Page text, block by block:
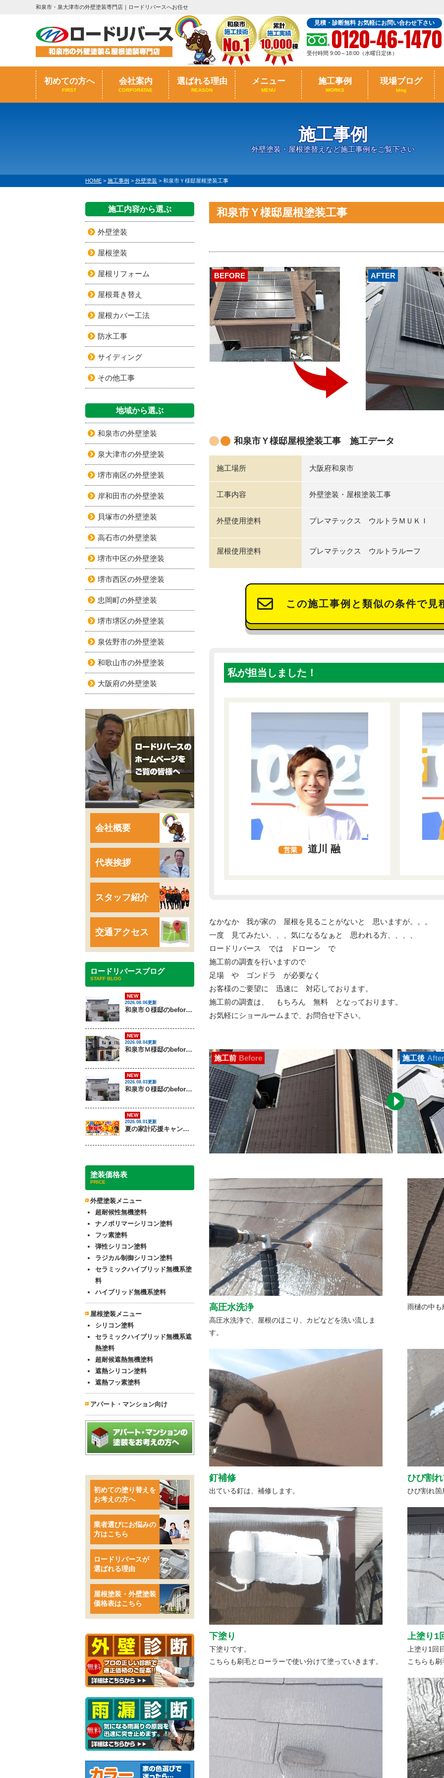
和泉市・泉大津市の外壁塗装専門店｜ロードリバースへお任せ
見積・診断無料 お気軽にお問い合わせ下さい
0120-46-1470
受付時間 9:00～18:00（水曜日定休）
初めての方へ
FIRST
会社案内
CORPORATAE
選ばれる理由
REASON
メニュー
MENU
施工事例
WORKS
現場ブログ
blog
施工事例
外壁塗装・屋根塗替えなど施工事例をご覧下さい
HOME > 施工事例 > 外壁塗装 > 和泉市Ｙ様邸屋根塗装工事
和泉市Ｙ様邸屋根塗装工事
AFTER
BEFORE
和泉市Ｙ様邸屋根塗装工事 施工データ
施工場所 大阪府和泉市
工事内容 外壁塗装・屋根塗装工事
外壁使用塗料 プレマテックス ウルトラＭＵＫＩ
屋根使用塗料 プレマテックス ウルトラルーフ
この施工事例と類似の条件で見
私が担当しました！
営業 道川 融
なかなか 我が家の 屋根を見ることがないと 思いますが。。。
一度 見てみたい、、、気になるなぁと 思われる方、、、、
ロードリバース では ドローン で
施工前の調査を行いますので
足場 や ゴンドラ が必要なく
お客様のご要望に 迅速に 対応しております。
施工前の調査は、 もちろん 無料 となっております。
お気軽にショールームまで、お問合せ下さい。
施工前 Before 施工後 After
高圧水洗浄
高圧水洗浄で、屋根のほこり、カビなどを洗い流しま
す。
雨樋の中も
釘補修
出ている釘は、補修します。
ひび割
ひび割れ箇
下塗り
下塗りです。
こちらも刷毛とローラーで使い分けて塗っていきます。
上塗り1
上塗り1回
こちらも
施工内容から選ぶ
外壁塗装
屋根塗装
屋根リフォーム
屋根葺き替え
屋根カバー工法
防水工事
サイディング
その他工事
地域から選ぶ
和泉市の外壁塗装
泉大津市の外壁塗装
堺市南区の外壁塗装
岸和田市の外壁塗装
貝塚市の外壁塗装
高石市の外壁塗装
堺市中区の外壁塗装
堺市西区の外壁塗装
忠岡町の外壁塗装
堺市堺区の外壁塗装
泉佐野市の外壁塗装
和歌山市の外壁塗装
大阪府の外壁塗装
会社概要
代表挨拶
スタッフ紹介
交通アクセス
ロードリバースブログ
STAFF BLOG
NEW
2026.08.06更新
和泉市Ｏ様邸のbeforeとafter（外壁塗装）
NEW
2026.08.04更新
和泉市Ｍ様邸のbeforeとafter（外壁塗装・屋根塗装）
NEW
2026.08.03更新
和泉市Ｏ様邸のbeforeとafter（外壁塗装）
NEW
2026.08.01更新
夏の家計応援キャンペーン開催！足場代半額でお得に外壁・屋根塗装を始めるチャンス【8月30日まで】
塗装価格表
PRICE
外壁塗装メニュー
超耐候性無機塗料
ナノポリマーシリコン塗料
フッ素塗料
弾性シリコン塗料
ラジカル制御シリコン塗料
セラミックハイブリッド無機系塗
料
ハイブリッド無機系塗料
屋根塗装メニュー
シリコン塗料
セラミックハイブリッド無機系遮
熱塗料
超耐候遮熱無機塗料
遮熱シリコン塗料
遮熱フッ素塗料
アパート・マンション向け
初めての塗り替えを
お考えの方へ
業者選びにお悩みの
方はこちら
ロードリバースが
選ばれる理由
屋根塗装・外壁塗装
価格表はこちら